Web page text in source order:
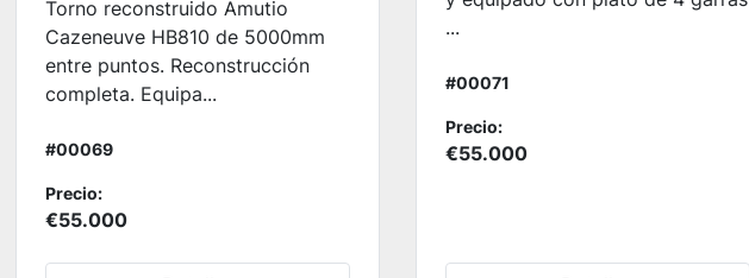
Torno reconstruido Amutio
Cazeneuve HB810 de 5000mm
entre puntos. Reconstrucción
completa. Equipa...
#00069
Precio:
€55.000
...
#00071
Precio:
€55.000